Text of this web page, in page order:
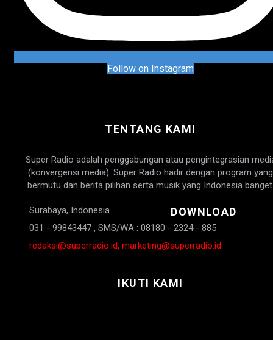
Follow on Instagram
TENTANG KAMI
Super Radio adalah penggabungan atau pengintegrasian
(konvergensi media). Super Radio hadir dengan program yang
bermutu dan berita pilihan serta musik yang Indonesia
Surabaya, Indonesia
031 - 99843447 , SMS/WA : 08180 - 2324 - 885
redaksi@superradio.id, marketing@superradio.id
DOWNLOAD
IKUTI KAMI